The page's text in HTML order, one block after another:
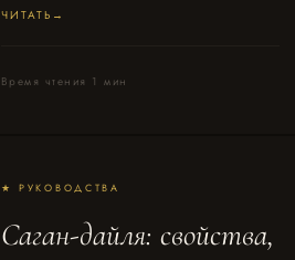
ЧИТАТЬ
Время чтения 1 мин
★ РУКОВОДСТВА
Саган-дайля: свойства,